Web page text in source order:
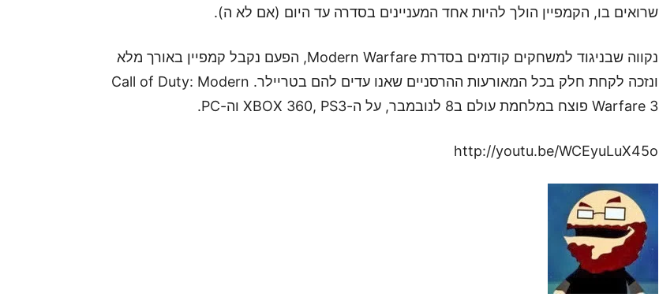
שרואים בו, הקמפיין הולך להיות אחד המעניינים בסדרה עד היום (אם לא ה).
נקווה שבניגוד למשחקים קודמים בסדרת Modern Warfare, הפעם נקבל קמפיין באורך מלא
ונזכה לקחת חלק בכל המאורעות ההרסניים שאנו עדים להם בטריילר. Call of Duty: Modern
Warfare 3 פוצח במלחמת עולם ב8 לנובמבר, על ה-XBOX 360, PS3 וה-PC.
http://youtu.be/WCEyuLuX45o